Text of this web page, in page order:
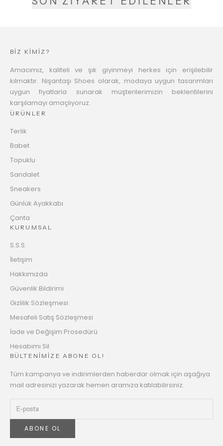
BİZ KİMİZ?
Amacımız, kaliteli ve şık giyinmeyi herkes için erişilebilir
kılmaktır. Nişantaşı Shoes olarak, modaya uygun tasarımları
uygun fiyatlarla sunarak müşterilerimizin beklentilerini
karşılamayı amaçlıyoruz.
ÜRÜNLER
Terlik
Babet
Topuklu
Sandalet
Sneakers
Günlük Ayakkabı
Çanta
KURUMSAL
S.S.S.
İletişim
Hakkımızda
Güvenlik Bildirimi
Gizlilik Sözleşmesi
Mesafeli Satış Sözleşmesi
İade ve Değişim Prosedürü
Hesabımı Sil
BÜLTENİMİZE ABONE OL!
Tüm kampanya ve indirimlerden haberdar olmak için aşağıya
mail adresinizi yazarak hemen aramıza katılabilirsiniz.
ABONE OL